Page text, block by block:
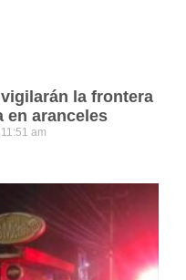
la frontera
en aranceles
11:51 am